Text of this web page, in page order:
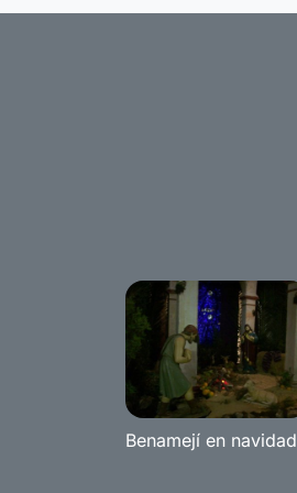
Benamejí en navidad